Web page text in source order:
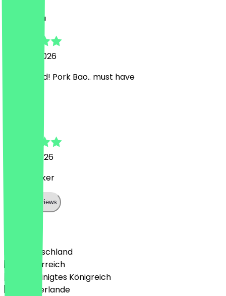
Deepanshu
25. April 2026
Great food! Pork Bao.. must have
7. März 2026
Super lecker
Show all reviews
🇩🇪 Deutschland
🇦🇹 Österreich
🇬🇧 Vereinigtes Königreich
🇳🇱 Niederlande